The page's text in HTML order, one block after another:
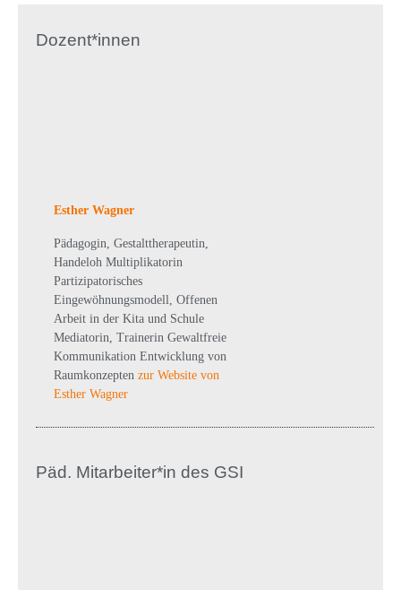
Dozent*innen
Esther Wagner
Pädagogin, Gestalttherapeutin,
Handeloh Multiplikatorin
Partizipatorisches
Eingewöhnungsmodell, Offenen
Arbeit in der Kita und Schule
Mediatorin, Trainerin Gewaltfreie
Kommunikation Entwicklung von
Raumkonzepten zur Website von
Esther Wagner
Päd. Mitarbeiter*in des GSI